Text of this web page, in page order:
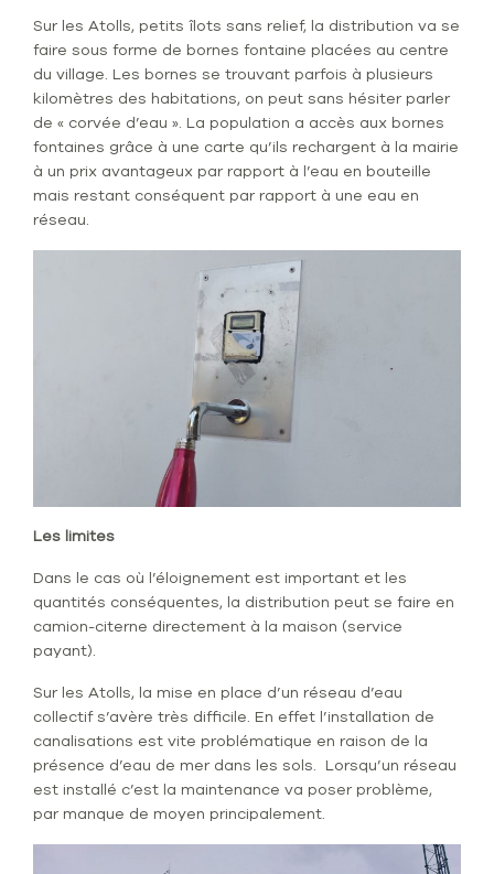
Sur les Atolls, petits îlots sans relief, la distribution va se
faire sous forme de bornes fontaine placées au centre
du village. Les bornes se trouvant parfois à plusieurs
kilomètres des habitations, on peut sans hésiter parler
de « corvée d’eau ». La population a accès aux bornes
fontaines grâce à une carte qu’ils rechargent à la mairie
à un prix avantageux par rapport à l’eau en bouteille
mais restant conséquent par rapport à une eau en
réseau.
Les limites
Dans le cas où l’éloignement est important et les
quantités conséquentes, la distribution peut se faire en
camion-citerne directement à la maison (service
payant).
Sur les Atolls, la mise en place d’un réseau d’eau
collectif s’avère très difficile. En effet l’installation de
canalisations est vite problématique en raison de la
présence d’eau de mer dans les sols. Lorsqu’un réseau
est installé c’est la maintenance va poser problème,
par manque de moyen principalement.